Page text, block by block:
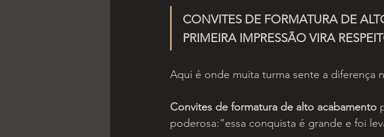
CONVITES DE FORMATURA DE
PRIMEIRA IMPRESSÃO VIRA
Aqui é onde muita turma sente a diferença
Convites de formatura de alto acabamento
poderosa:“essa conquista é grande e foi